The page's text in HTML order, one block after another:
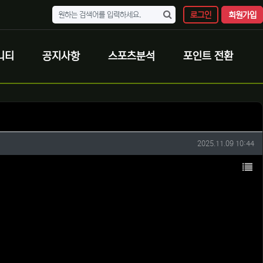
로그인 회원가입
티 공지사항 스포츠분석 포인트 전환
작성일
2025.11.09 10:44
목